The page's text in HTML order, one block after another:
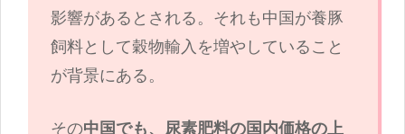
影響があるとされる。それも中国が養豚
飼料として穀物輸入を増やしていること
が背景にある。
その中国でも、尿素肥料の国内価格の上